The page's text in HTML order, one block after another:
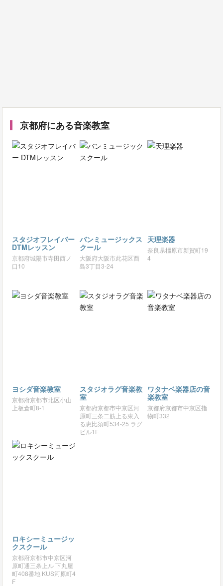
京都府にある音楽教室
スタジオフレイバー
DTMレッスン
京都府城陽市寺田西ノ
口10
バンミュージックス
クール
大阪府大阪市此花区酉
島3丁目3-24
天理楽器
奈良県橿原市新賀町19
4
ヨシダ音楽教室
京都府京都市北区小山
上板倉町8-1
スタジオラグ音楽教
室
京都府京都市中京区河
原町三条二筋上る東入
る恵比須町534-25 ラグ
ビル1F
ワタナベ楽器店の音
楽教室
京都府京都市中京区指
物町332
ロキシーミュージッ
クスクール
京都府京都市中京区河
原町通三条上ル 下丸屋
町408番地 KUS河原町4
F